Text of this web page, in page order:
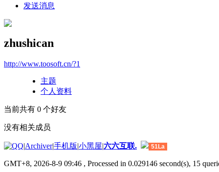
发送消息
zhushican
http://www.toosoft.cn/?1
主题
个人资料
当前共有 0 个好友
没有相关成员
|Archiver|手机版|小黑屋|六六互联. 51La
GMT+8, 2026-8-9 09:46 , Processed in 0.029146 second(s), 15